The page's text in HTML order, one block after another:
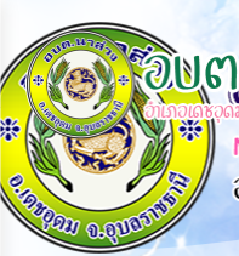
หน้า
หลัก
ข้อมูล
พื้น
ฐาน